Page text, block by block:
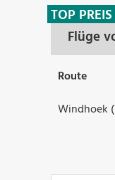
Flüge
TOP PREIS
Route
Windhoek